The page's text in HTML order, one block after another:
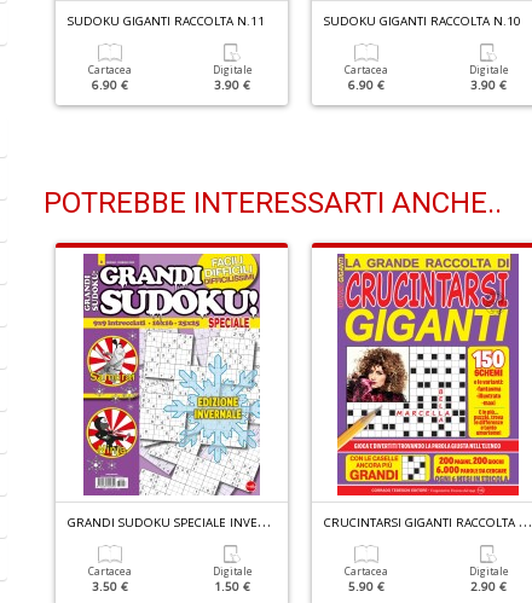
SUDOKU GIGANTI RACCOLTA N.11
Cartacea
6.90 €
Digitale
3.90 €
SUDOKU GIGANTI RACCOLTA N.10
Cartacea
6.90 €
Digitale
3.90 €
POTREBBE INTERESSARTI ANCHE..
G
RANDI SUDOKU SPECIALE INVERNO N.6
Cartacea
3.50 €
Digitale
1.50 €
C
RUCINTARSI GIGANTI RACCOLTA N.4
Cartacea
5.90 €
Digitale
2.90 €